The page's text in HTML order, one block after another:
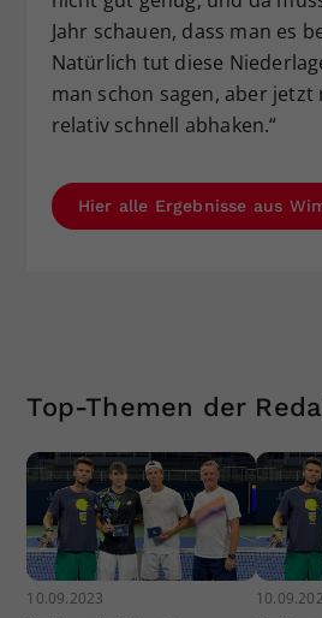
Jahr schauen, dass man es
Natürlich tut diese
man schon sagen, aber jetzt
relativ schnell abhaken.“
Hier alle Ergebnisse aus
Top-Themen der
10.09.2023